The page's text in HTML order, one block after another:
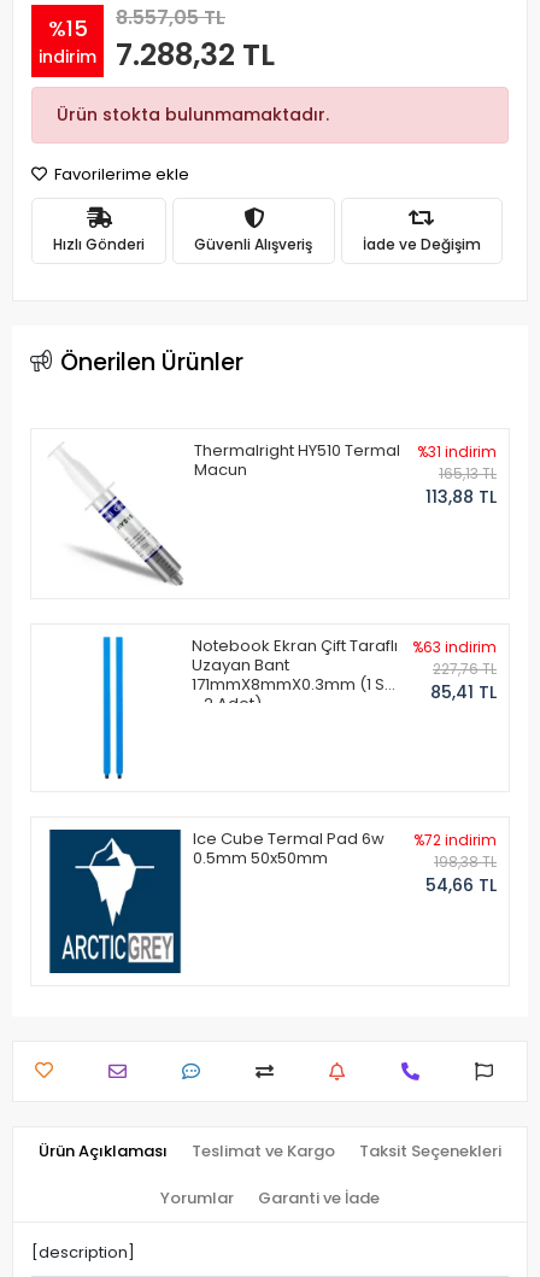
%15
indirim
8.557,05 TL
7.288,32 TL
Ürün stokta bulunmamaktadır.
Favorilerime ekle
Hızlı Gönderi Güvenli Alışveriş İade ve Değişim
Önerilen Ürünler
Thermalright HY510 Termal
Macun
%31 indirim
165,13 TL
113,88 TL
Notebook Ekran Çift Taraflı
Uzayan Bant
171mmX8mmX0.3mm (1 Set
- 2 Adet)
%63 indirim
227,76 TL
85,41 TL
Ice Cube Termal Pad 6w
0.5mm 50x50mm
%72 indirim
198,38 TL
54,66 TL
Ürün Açıklaması Teslimat ve Kargo Taksit Seçenekleri
Yorumlar Garanti ve İade
[description]